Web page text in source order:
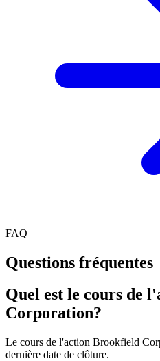
FAQ
Questions fréquentes
Quel est le cours de
Corporation?
Le cours de l'action Brookfield
dernière date de clôture.